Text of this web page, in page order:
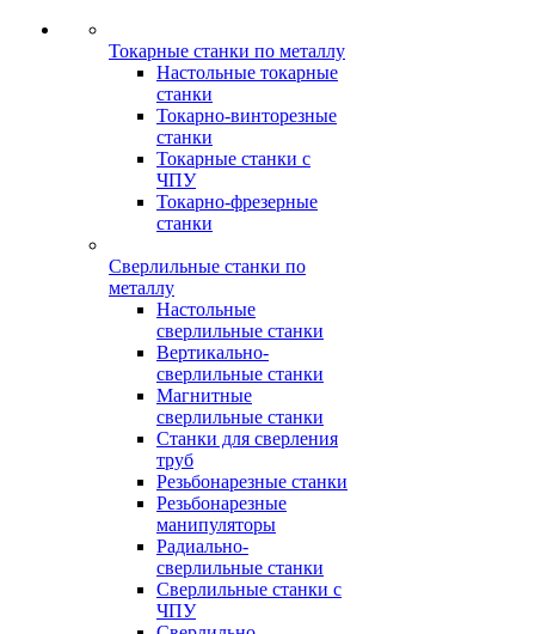
Токарные станки по металлу
Настольные токарные
станки
Токарно-винторезные
станки
Токарные станки с
ЧПУ
Токарно-фрезерные
станки
Сверлильные станки по
металлу
Настольные
сверлильные станки
Вертикально-
сверлильные станки
Магнитные
сверлильные станки
Станки для сверления
труб
Резьбонарезные станки
Резьбонарезные
манипуляторы
Радиально-
сверлильные станки
Сверлильные станки с
ЧПУ